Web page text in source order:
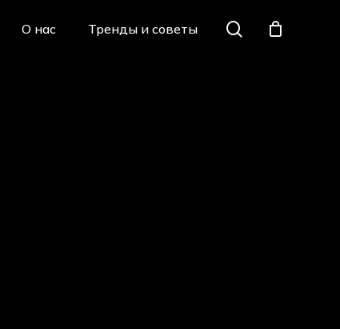
О нас Тренды и советы search